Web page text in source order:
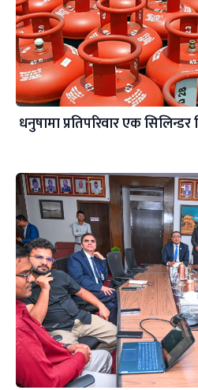
धनुषामा प्रतिपरिवार एक सिलिन्डर